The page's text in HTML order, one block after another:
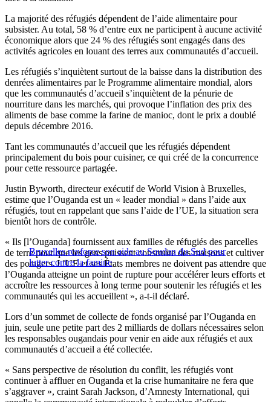
La majorité des réfugiés dépendent de l’aide alimentaire pour
subsister. Au total, 58 % d’entre eux ne participent à aucune activité
économique alors que 24 % des réfugiés sont engagés dans des
activités agricoles en louant des terres aux communautés d’accueil.
Les réfugiés s’inquiètent surtout de la baisse dans la distribution des
denrées alimentaires par le Programme alimentaire mondial, alors
que les communautés d’accueil s’inquiètent de la pénurie de
nourriture dans les marchés, qui provoque l’inflation des prix des
aliments de base comme la farine de manioc, dont le prix a doublé
depuis décembre 2016.
Tant les communautés d’accueil que les réfugiés dépendent
principalement du bois pour cuisiner, ce qui créé de la concurrence
pour cette ressource partagée.
Justin Byworth, directeur exécutif de World Vision à Bruxelles,
estime que l’Ouganda est un « leader mondial » dans l’aide aux
réfugiés, tout en rappelant que sans l’aide de l’UE, la situation sera
bientôt hors de contrôle.
Bruxelles renforce son aide au Soudan du Sud pour
lutter contre la famine
« Ils [l’Ouganda] fournissent aux familles de réfugiés des parcelles
de terre pour que les gens puissent construire des maisons et cultiver
des potagers. L’UE et ses États membres ne doivent pas attendre que
l’Ouganda atteigne un point de rupture pour accélérer leurs efforts et
accroître les ressources à long terme pour soutenir les réfugiés et les
communautés qui les accueillent », a-t-il déclaré.
Lors d’un sommet de collecte de fonds organisé par l’Ouganda en
juin, seule une petite part des 2 milliards de dollars nécessaires selon
les responsables ougandais pour venir en aide aux réfugiés et aux
communautés d’accueil a été collectée.
« Sans perspective de résolution du conflit, les réfugiés vont
continuer à affluer en Ouganda et la crise humanitaire ne fera que
s’aggraver », craint Sarah Jackson, d’Amnesty International, qui